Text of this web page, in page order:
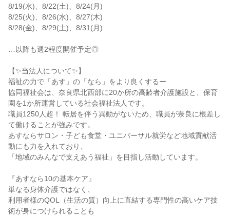
8/19(水)、8/22(土)、8/24(月)
8/25(火)、8/26(水)、8/27(木)
8/28(金)、8/29(土)、8/31(月)
…以降も週2程度開催予定◎
【✨当法人について✨】
福祉の力で「あす」の「なら」をより良くするー
協同福祉会は、奈良県北西部に20か所の高齢者介護施設と、保育
園を1か所運営している社会福祉法人です。
職員1250人超！ 転居を伴う異動がないため、職員が奈良に根差し
て働けることが強みです。
あすならサロン・子ども食堂・ユニバーサル就労など地域貢献活
動にも力を入れており、
「地域のみんなで支えあう福祉」を目指し活動しています。
『あすなら10の基本ケア』
単なる身体介護ではなく、
利用者様のQOL（生活の質）向上に直結する専門性の高いケア技
術が身につけられることも